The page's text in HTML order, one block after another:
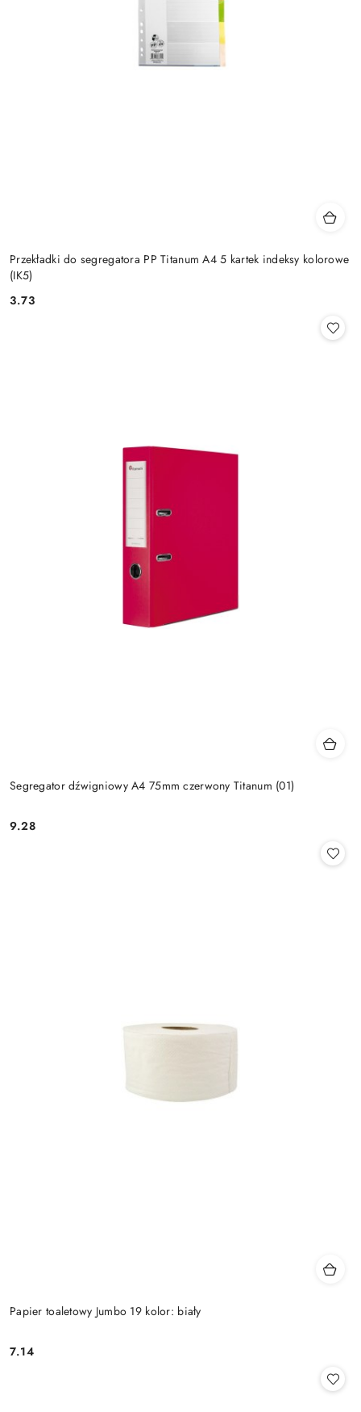
Przekładki do segregatora PP Titanum A4 5 kartek indeksy kolorowe
(IK5)
Cena:
3.73
Segregator dźwigniowy A4 75mm czerwony Titanum (01)
Cena:
9.28
Papier toaletowy Jumbo 19 kolor: biały
Cena:
7.14